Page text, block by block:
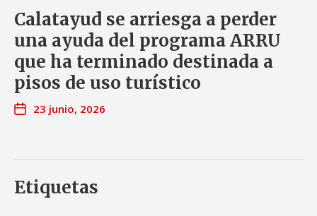
Calatayud se arriesga a perder
una ayuda del programa ARRU
que ha terminado destinada a
pisos de uso turístico
23 junio, 2026
Etiquetas